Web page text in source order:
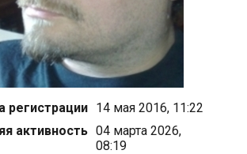
регистрации 14 мая 2016, 11:22
активность 04 марта 2026,
08:19